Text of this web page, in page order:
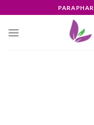
to
content